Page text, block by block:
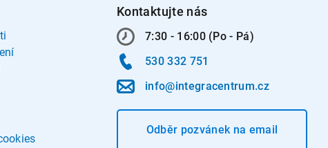
Kontaktujte nás
7:30 - 16:00 (Po - Pá)
530 332 751
info@integracentrum.cz
Odběr pozvánekna email